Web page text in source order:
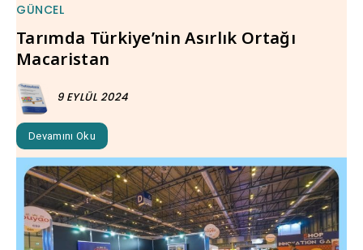
GÜNCEL
Tarımda Türkiye’nin Asırlık Ortağı
Macaristan
9 EYLÜL 2024
Devamını Oku